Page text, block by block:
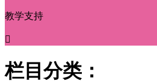
教学支持

栏目分类：